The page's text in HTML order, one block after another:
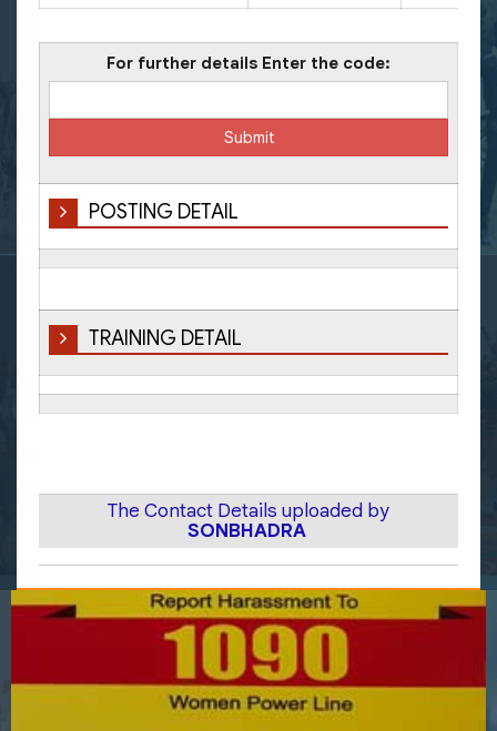
For further details Enter the code:
POSTING DETAIL
TRAINING DETAIL
The Contact Details uploaded by
SONBHADRA